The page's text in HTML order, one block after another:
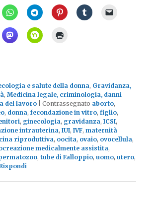
e salute della donna, Gravidanza,
,Medicina legale, criminologia, danni
del lavoro
|Contrassegnato aborto,
, donna,fecondazione in vitro,figlio,
, ginecologia, gravidanza,ICSI,
intrauterina,IUI,IVF,maternità
riproduttiva, oocita, ovaio, ovocellula,
medicalmente assistita,
,tube di Falloppio,uomo,utero,